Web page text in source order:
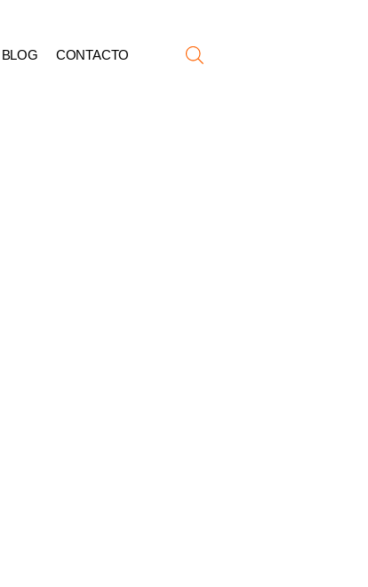
BLOG CONTACTO